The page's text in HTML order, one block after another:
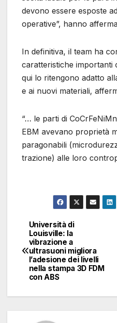
devono essere esposte
operative”, hanno
In definitiva, il team ha
caratteristiche importanti
qui lo ritengono adatto
e ai nuovi materiali,
“… le parti di
EBM avevano proprietà
paragonabili
trazione) alle loro
Navigazione
articoli
Università di
Louisville: la
vibrazione a
ultrasuoni migliora
l’adesione dei livelli
nella stampa 3D FDM
con ABS